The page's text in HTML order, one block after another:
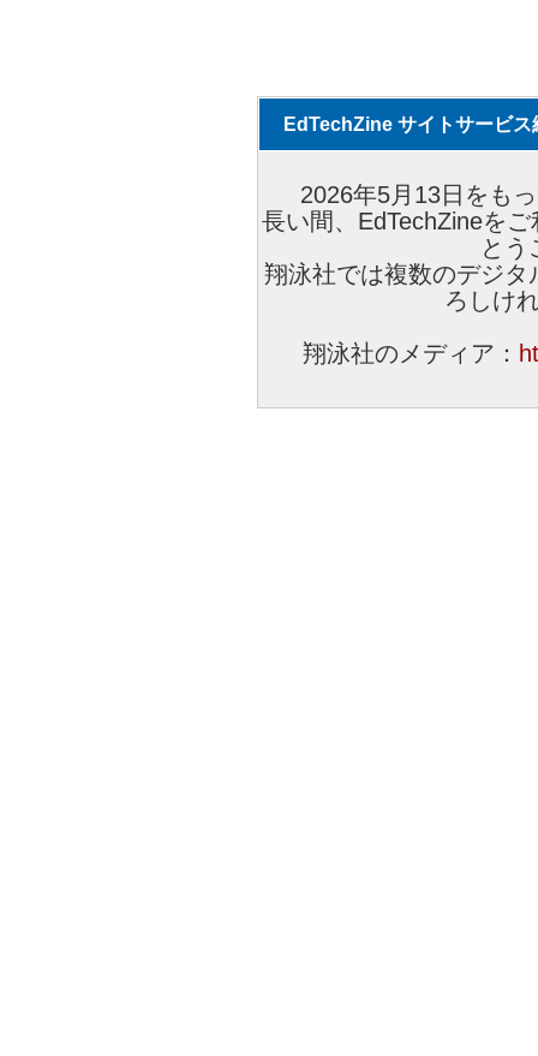
EdTechZine サイトサービス
2026年5月13日をも
長い間、EdTechZineを
とう
翔泳社では複数のデジ
ろしけ
翔泳社のメディア：